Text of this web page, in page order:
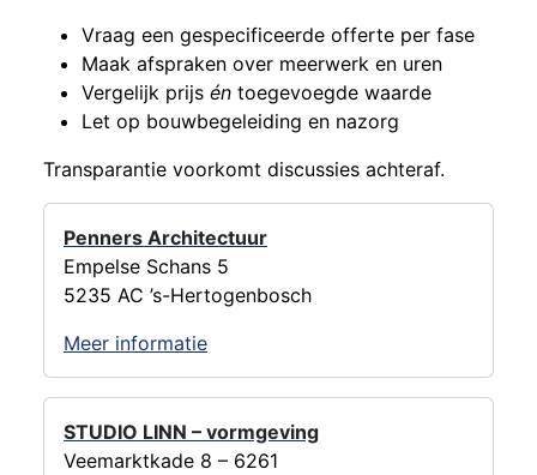
Vraag een gespecificeerde offerte per fase
Maak afspraken over meerwerk en uren
Vergelijk prijs én toegevoegde waarde
Let op bouwbegeleiding en nazorg
Transparantie voorkomt discussies achteraf.
Penners Architectuur
Empelse Schans 5
5235 AC ’s-Hertogenbosch
Meer informatie
STUDIO LINN – vormgeving
Veemarktkade 8 – 6261